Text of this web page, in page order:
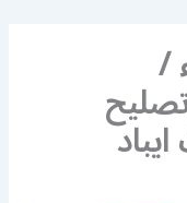
/
وتصليح